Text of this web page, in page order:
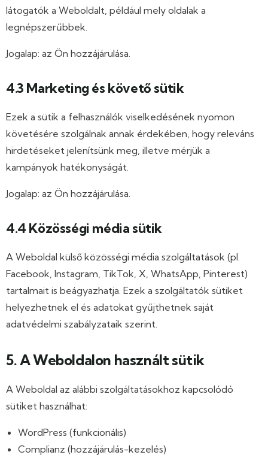
látogatók a Weboldalt, például mely oldalak a
legnépszerűbbek.
Jogalap: az Ön hozzájárulása.
4.3 Marketing és követő sütik
Ezek a sütik a felhasználók viselkedésének nyomon
követésére szolgálnak annak érdekében, hogy releváns
hirdetéseket jelenítsünk meg, illetve mérjük a
kampányok hatékonyságát.
Jogalap: az Ön hozzájárulása.
4.4 Közösségi média sütik
A Weboldal külső közösségi média szolgáltatások (pl.
Facebook, Instagram, TikTok, X, WhatsApp, Pinterest)
tartalmait is beágyazhatja. Ezek a szolgáltatók sütiket
helyezhetnek el és adatokat gyűjthetnek saját
adatvédelmi szabályzataik szerint.
5. A Weboldalon használt sütik
A Weboldal az alábbi szolgáltatásokhoz kapcsolódó
sütiket használhat:
WordPress (funkcionális)
Complianz (hozzájárulás-kezelés)